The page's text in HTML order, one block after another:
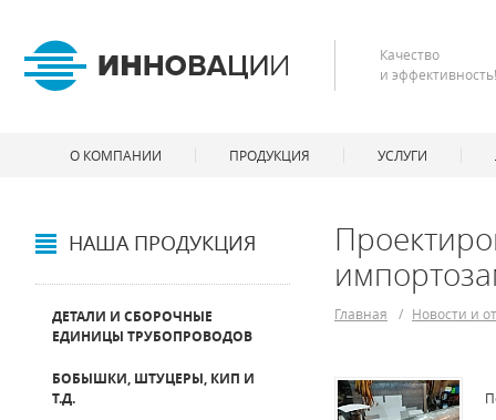
НАША ПРОДУКЦИЯ
ДЕТАЛИ И СБОРОЧНЫЕ
ЕДИНИЦЫ ТРУБОПРОВОДОВ
БОБЫШКИ, ШТУЦЕРЫ, КИП И
Т.Д.
Главная / Новости и
Качество
и эффективность!
О КОМПАНИИ ПРОДУКЦИЯ УСЛУГИ